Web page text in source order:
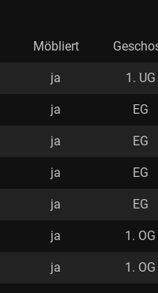
Möbliert
ja 1. UG
ja EG
ja EG
ja EG
ja EG
ja 1. OG
ja 1. OG